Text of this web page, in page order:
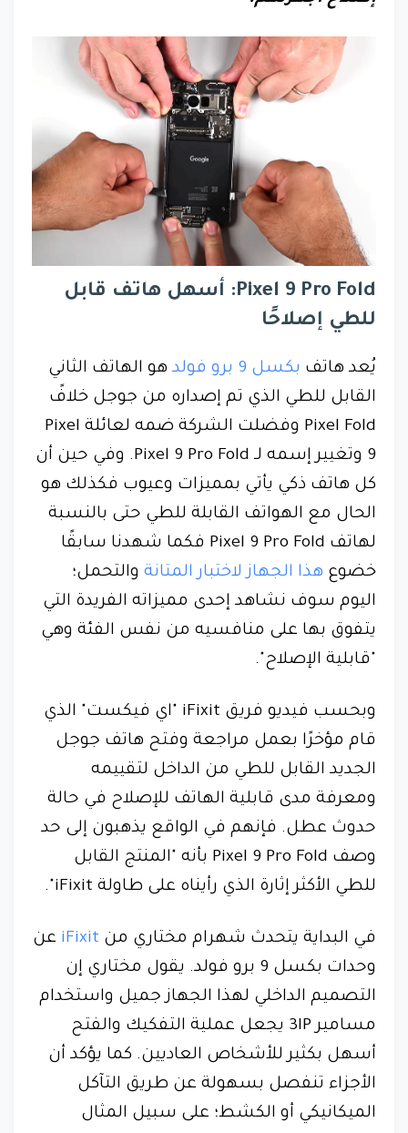
Pixel 9 Pro Fold: أسهل هاتف قابل
للطي إصلاحًا
يُعد هاتف بكسل 9 برو فولد
هو الهاتف الثاني
القابل للطي الذي تم إصداره من جوجل خلافً
Pixel Fold وفضلت الشركة ضمه لعائلة Pixel
9 وتغيير إسمه لـ Pixel 9 Pro Fold. وفي حين أن
كل هاتف ذكي يأتي بمميزات وعيوب فكذلك هو
الحال مع الهواتف القابلة للطي حتى بالنسبة
لهاتف Pixel 9 Pro Fold فكما شهدنا سابقًا
خضوع هذا الجهاز لاختبار المتانة والتحمل؛
اليوم سوف نشاهد إحدى مميزاته الفريدة التي
يتفوق بها على منافسيه من نفس الفئة وهي
"قابلية الإصلاح".
وبحسب فيديو فريق iFixit "اي فيكست" الذي
قام مؤخرًا بعمل مراجعة وفتح هاتف جوجل
الجديد القابل للطي من الداخل لتقييمه
ومعرفة مدى قابلية الهاتف للإصلاح في حالة
حدوث عطل. فإنهم في الواقع يذهبون إلى حد
وصف Pixel 9 Pro Fold بأنه "المنتج القابل
للطي الأكثر إثارة الذي رأيناه على طاولة iFixit".
في البداية يتحدث شهرام مختاري من iFixit عن
وحدات بكسل 9 برو فولد. يقول مختاري إن
التصميم الداخلي لهذا الجهاز جميل واستخدام
مسامير 3IP يجعل عملية التفكيك والفتح
أسهل بكثير للأشخاص العاديين. كما يؤكد أن
الأجزاء تنفصل بسهولة عن طريق التآكل
الميكانيكي أو الكشط؛ على سبيل المثال